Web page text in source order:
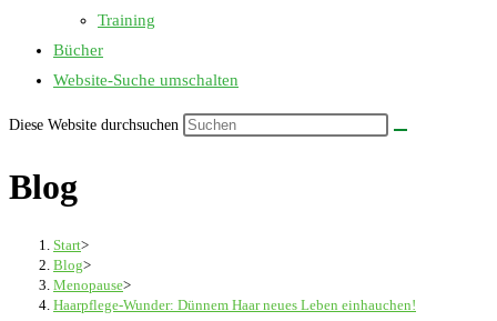
Training
Bücher
Website-Suche umschalten
Diese Website durchsuchen
Blog
Start>
Blog>
Menopause>
Haarpflege-Wunder: Dünnem Haar neues Leben einhauchen!